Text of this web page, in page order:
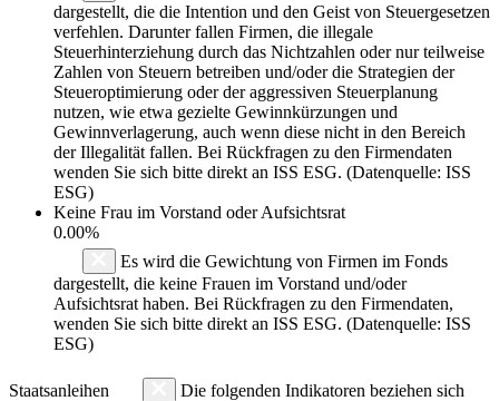
dargestellt, die die Intention und den Geist von Steuergesetzen
verfehlen. Darunter fallen Firmen, die illegale
Steuerhinterziehung durch das Nichtzahlen oder nur teilweise
Zahlen von Steuern betreiben und/oder die Strategien der
Steueroptimierung oder der aggressiven Steuerplanung
nutzen, wie etwa gezielte Gewinnkürzungen und
Gewinnverlagerung, auch wenn diese nicht in den Bereich
der Illegalität fallen. Bei Rückfragen zu den Firmendaten
wenden Sie sich bitte direkt an ISS ESG. (Datenquelle: ISS
ESG)
Keine Frau im Vorstand oder Aufsichtsrat
0.00%
Es wird die Gewichtung von Firmen im Fonds
dargestellt, die keine Frauen im Vorstand und/oder
Aufsichtsrat haben. Bei Rückfragen zu den Firmendaten,
wenden Sie sich bitte direkt an ISS ESG. (Datenquelle: ISS
ESG)
Staatsanleihen
Die folgenden Indikatoren beziehen sich